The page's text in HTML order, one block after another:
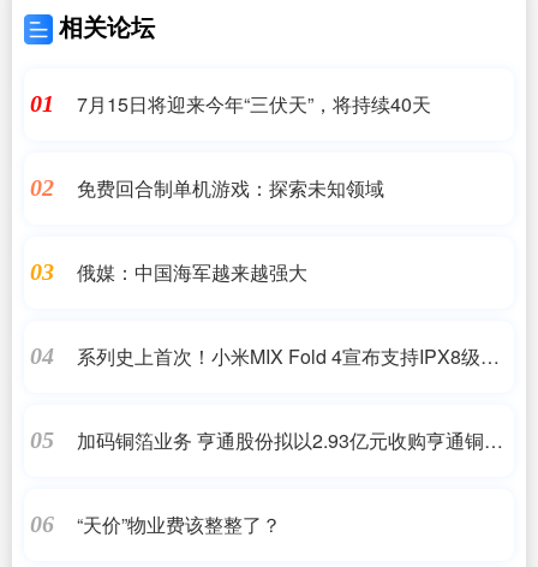
相关论坛
01 7月15日将迎来今年“三伏天”，将持续40天
02 免费回合制单机游戏：探索未知领域
03 俄媒：中国海军越来越强大
04
系列史上首次！小米MIX Fold 4宣布支持IPX8级防
05
加码铜箔业务 亨通股份拟以2.93亿元收购亨通铜箔
06 “天价”物业费该整整了？